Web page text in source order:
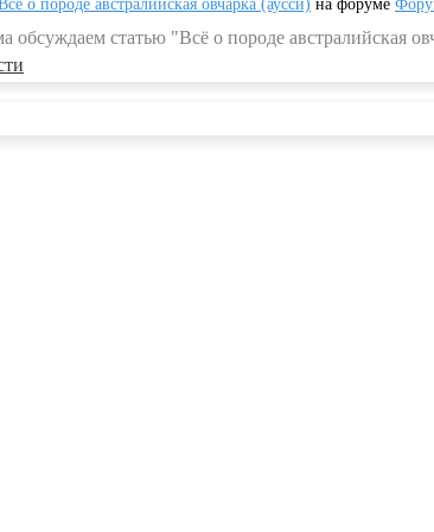
о породе австралийская овчарка (аусси) на форуме
обсуждаем статью "Всё о породе австралийская